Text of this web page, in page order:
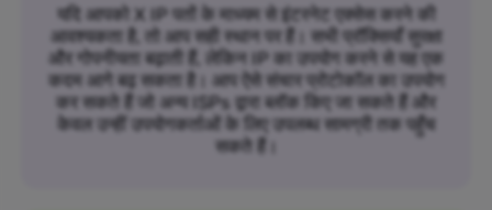
यदि आपको X IP पतों के माध्यम से इंटरनेट एक्सेस करने की
आवश्यकता है, तो आप सही स्थान पर हैं। सभी प्रॉक्सियाँ सुरक्षा
और गोपनीयता बढ़ाती हैं, लेकिन IP का उपयोग करने से यह एक
कदम आगे बढ़ सकता है। आप ऐसे संचार प्रोटोकॉल का उपयोग
कर सकते हैं जो अन्य ISPs द्वारा ब्लॉक किए जा सकते हैं और
केवल उन्हीं उपयोगकर्ताओं के लिए उपलब्ध सामग्री तक पहुँच
सकते हैं।